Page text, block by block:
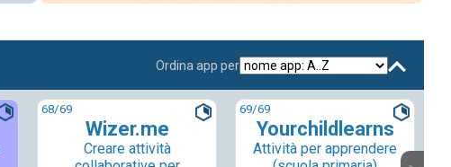
Ordina app per
68/69
Wizer.me
Creare attività
69/69
Yourchildlearns
Attività per apprendere